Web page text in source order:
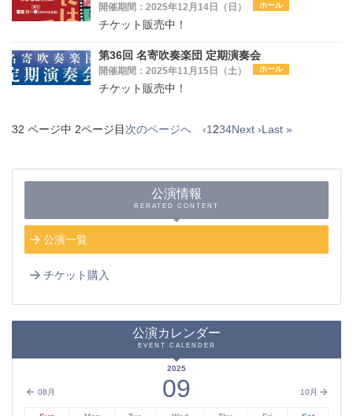
開催期間：2025年12月14日（日） ホール
チケット販売中！
第36回 名寄吹奏楽団 定期演奏会
開催期間：2025年11月15日（土） ホール
チケット販売中！
32 ページ中 2ページ目 次のページへ ‹1 234Next ›Last »
公演情報
RERATED CONTENT
公演一覧
チケット購入
公演カレンダー
EVENT CALENDER
08月 10月
2025
09